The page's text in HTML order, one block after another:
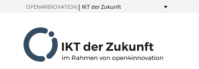
OPEN4INNOVATION IKT der Zukunft
Anzeigen